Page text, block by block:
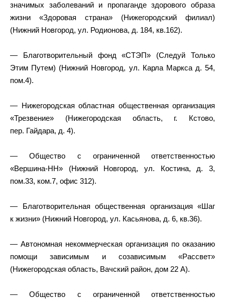
значимых заболеваний и пропаганде здорового образа
жизни «Здоровая страна» (Нижегородский филиал)
(Нижний Новгород, ул. Родионова, д. 184, кв.162).
— Благотворительный фонд «СТЭП» (Следуй Только
Этим Путем) (Нижний Новгород, ул. Карла Маркса д. 54,
пом.4).
— Нижегородская областная общественная организация
«Трезвение» (Нижегородская область, г. Кстово,
пер. Гайдара, д. 4).
— Общество с ограниченной ответственностью
«Вершина-НН» (Нижний Новгород, ул. Костина, д. 3,
пом.33, ком.7, офис 312).
— Благотворительная общественная организация «Шаг
к жизни» (Нижний Новгород, ул. Касьянова, д. 6, кв.36).
— Автономная некоммерческая организация по оказанию
помощи зависимым и созависимым «Рассвет»
(Нижегородская область, Вачский район, дом 22 А).
— Общество с ограниченной ответственностью